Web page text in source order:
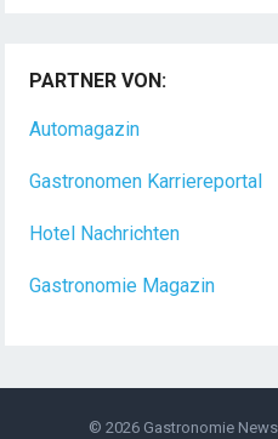
Dein Arbeitsplatz mit
(m/w/d) Du bist Gastgeber
PARTNER VON:
Automagazin
Gastronomen Karriereportal
Hotel Nachrichten
Gastronomie Magazin
© 2026 Gastronomie